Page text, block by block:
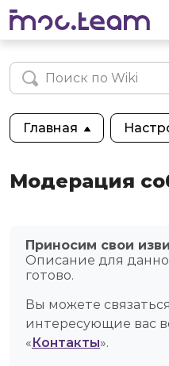
Главная
Модерация
Приносим свои
Описание для
готово.
Вы можете
интересующие вас
«Контакты».